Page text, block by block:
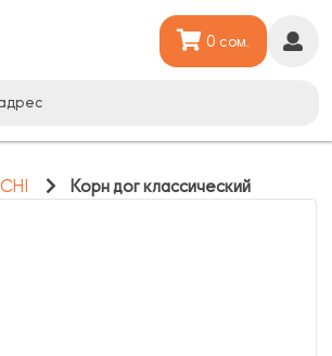
0 сом.
Корн дог классический